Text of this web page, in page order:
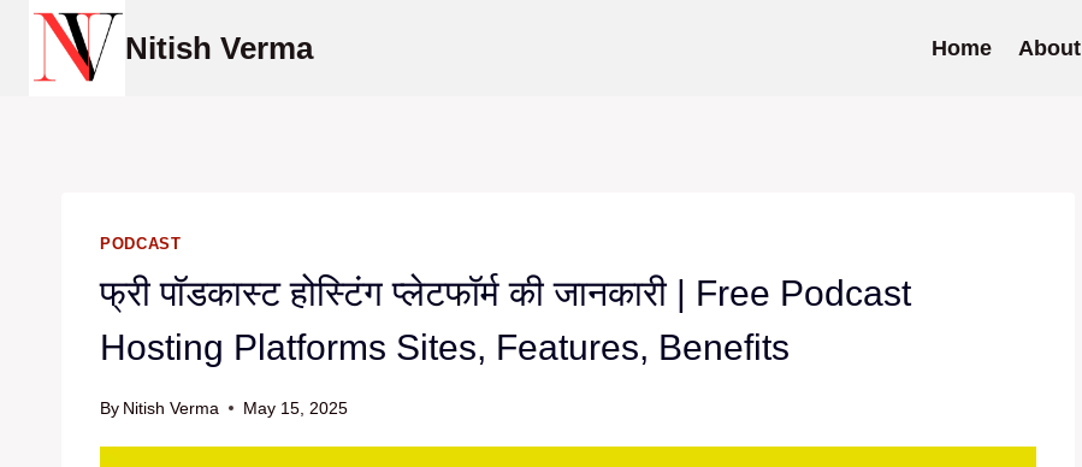
Skip
Nitish Verma Home About
PODCAST
फ्री पॉडकास्ट होस्टिंग प्लेटफॉर्म की जानकारी | Free Podcast
Hosting Platforms Sites, Features, Benefits
By Nitish Verma May 15, 2025